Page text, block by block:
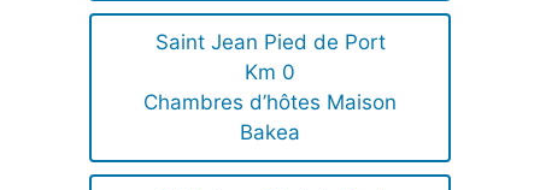
Saint Jean Pied de Port
Km 0
Chambres d’hôtes Maison
Bakea